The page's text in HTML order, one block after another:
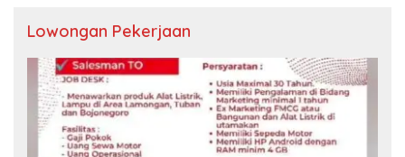
Lowongan Pekerjaan